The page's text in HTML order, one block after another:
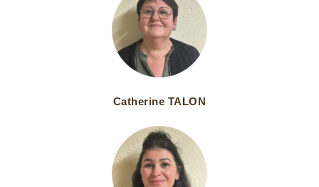
Catherine TALON